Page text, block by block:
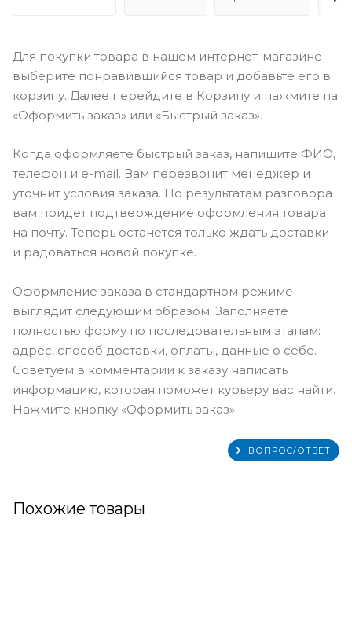
Для покупки товара в нашем интернет-магазине
выберите понравившийся товар и добавьте его в
корзину. Далее перейдите в Корзину и нажмите на
«Оформить заказ» или «Быстрый заказ».
Когда оформляете быстрый заказ, напишите ФИО,
телефон и e-mail. Вам перезвонит менеджер и
уточнит условия заказа. По результатам разговора
вам придет подтверждение оформления товара
на почту. Теперь останется только ждать доставки
и радоваться новой покупке.
Оформление заказа в стандартном режиме
выглядит следующим образом. Заполняете
полностью форму по последовательным этапам:
адрес, способ доставки, оплаты, данные о себе.
Советуем в комментарии к заказу написать
информацию, которая поможет курьеру вас найти.
Нажмите кнопку «Оформить заказ».
ВОПРОС/ОТВЕТ
Похожие товары